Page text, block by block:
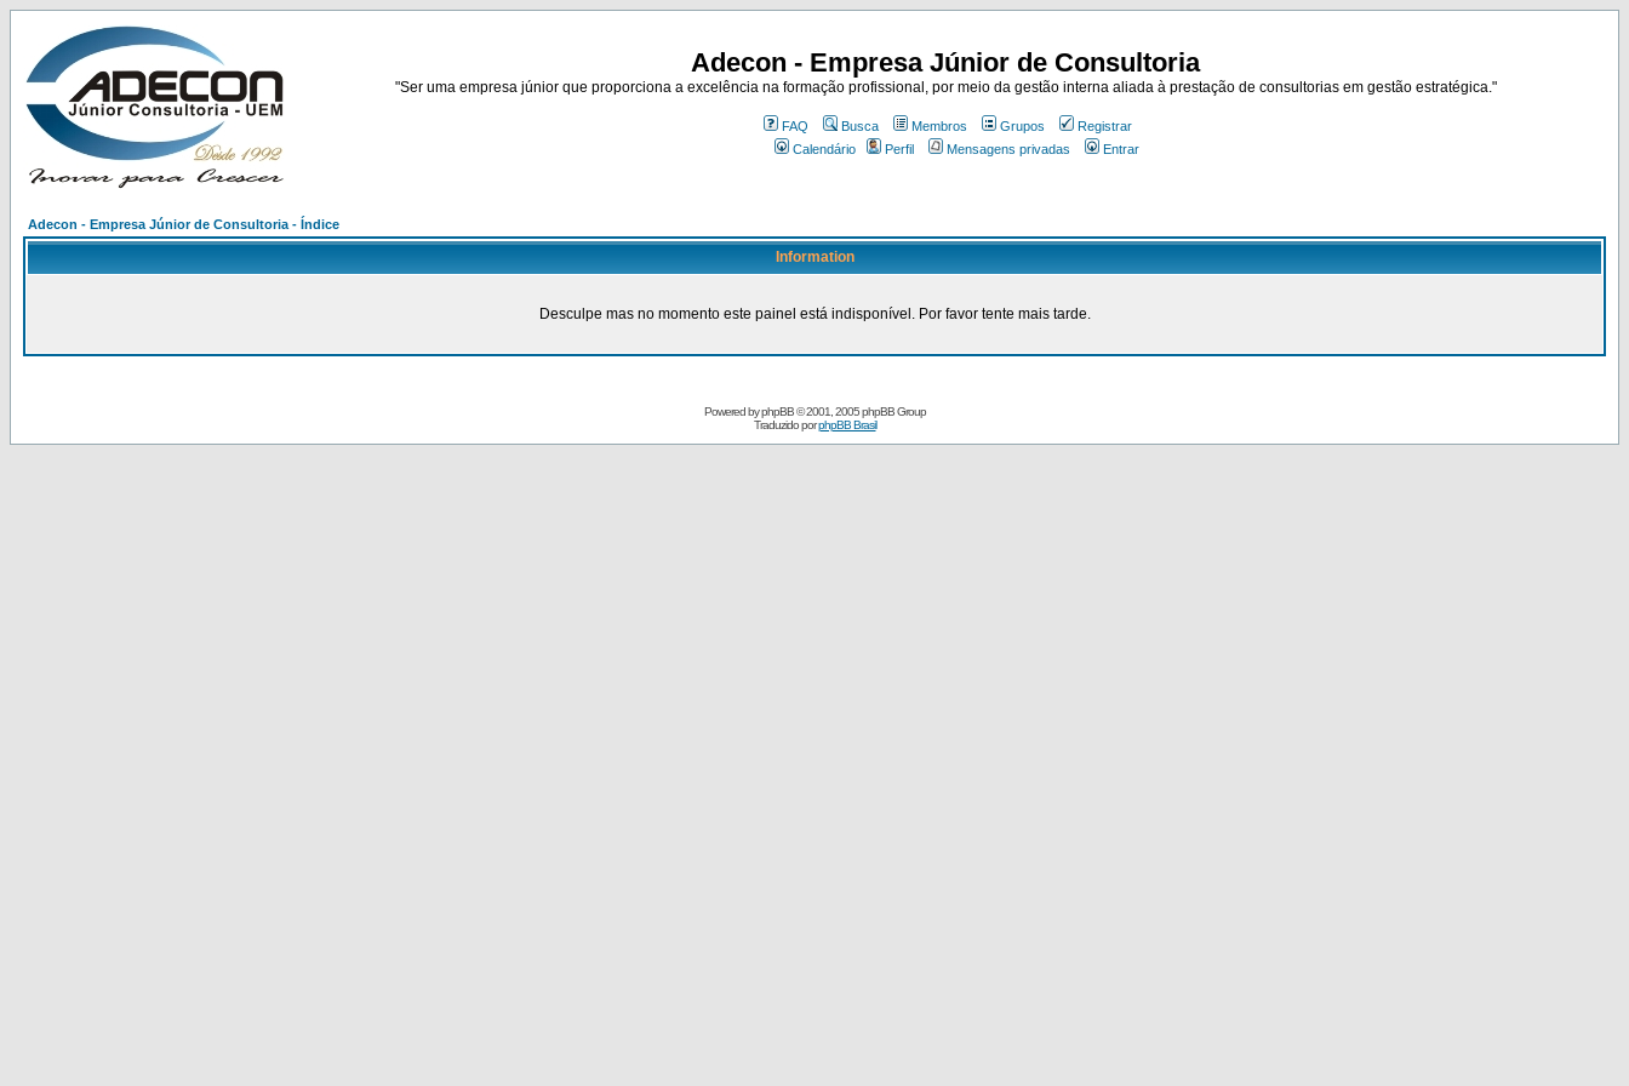
Adecon - Empresa Júnior de Consultoria
"Ser uma empresa júnior que proporciona a excelência na formação profissional, por meio da gestão interna aliada à prestação de consultorias em gestão estratégica."
FAQ Busca Membros Grupos
Registrar
Calendário
Perfil Mensagens privadas Entrar
Adecon - Empresa Júnior de Consultoria - Índice
Information
Desculpe mas no momento este painel está indisponível. Por favor tente mais tarde.
Powered byphpBB© 2001, 2005 phpBB Group
Traduzido porphpBB Brasil